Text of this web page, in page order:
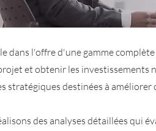
dans l'offre d'une gamme
et obtenir les investissements
stratégiques destinées à améliorer
des analyses détaillées qui